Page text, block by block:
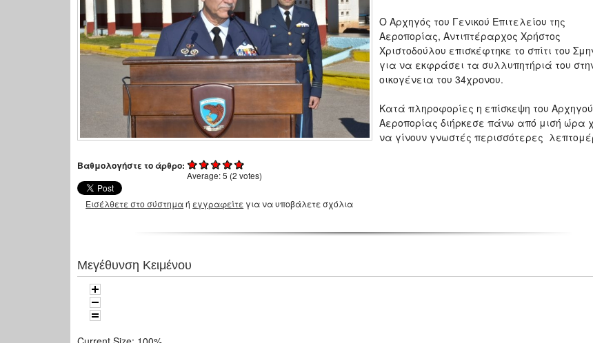
Ο Αρχηγός του Γενικού Επιτελείου της
Αεροπορίας, Αντιπτέραρχος Χρήστος
Χριστοδούλου επισκέφτηκε το σπίτι του
για να εκφράσει τα συλλυπητήριά του
οικογένεια του 34χρονου.
Κατά πληροφορίες η επίσκεψη του
Αεροπορίας διήρκεσε πάνω από μισή ώρα
να γίνουν γνωστές περισσότερες
Βαθμολογήστε το άρθρο:
Average:5 (2 votes)
Εισέλθετε στο σύστημαή εγγραφείτε για να υποβάλετε σχόλια
Μεγέθυνση Κειμένου